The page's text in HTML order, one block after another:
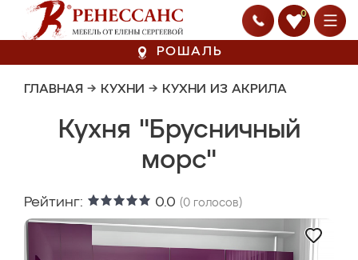
0
РОШАЛЬ
ГЛАВНАЯ → КУХНИ → КУХНИ ИЗ АКРИЛА
Кухня "Брусничный
морс"
Рейтинг: 0.0 (0 голосов)